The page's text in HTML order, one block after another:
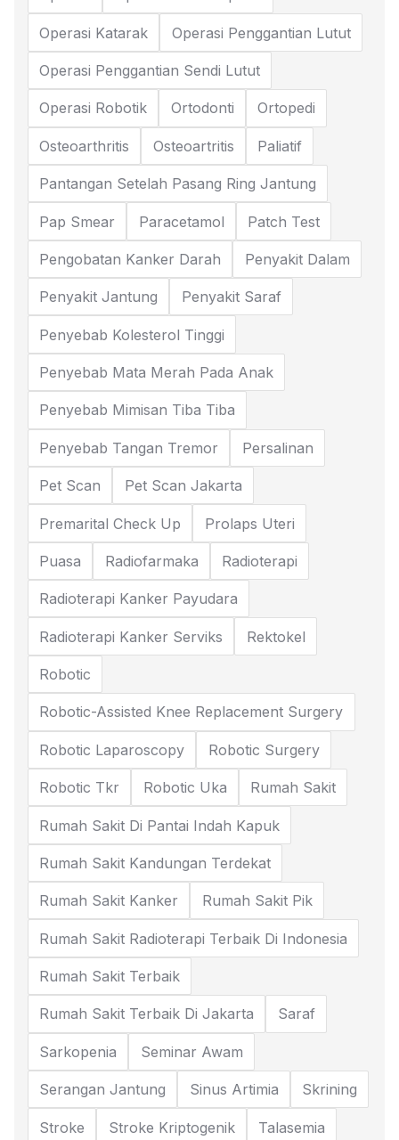
Operasi Katarak Operasi Penggantian Lutut
Operasi Penggantian Sendi Lutut
Operasi Robotik Ortodonti Ortopedi
Osteoarthritis Osteoartritis Paliatif
Pantangan Setelah Pasang Ring Jantung
Pap Smear Paracetamol Patch Test
Pengobatan Kanker Darah Penyakit Dalam
Penyakit Jantung Penyakit Saraf
Penyebab Kolesterol Tinggi
Penyebab Mata Merah Pada Anak
Penyebab Mimisan Tiba Tiba
Penyebab Tangan Tremor Persalinan
Pet Scan Pet Scan Jakarta
Premarital Check Up Prolaps Uteri
Puasa Radiofarmaka Radioterapi
Radioterapi Kanker Payudara
Radioterapi Kanker Serviks Rektokel
Robotic
Robotic-Assisted Knee Replacement Surgery
Robotic Laparoscopy Robotic Surgery
Robotic Tkr Robotic Uka Rumah Sakit
Rumah Sakit Di Pantai Indah Kapuk
Rumah Sakit Kandungan Terdekat
Rumah Sakit Kanker Rumah Sakit Pik
Rumah Sakit Radioterapi Terbaik Di Indonesia
Rumah Sakit Terbaik
Rumah Sakit Terbaik Di Jakarta Saraf
Sarkopenia Seminar Awam
Serangan Jantung Sinus Artimia Skrining
Stroke Stroke Kriptogenik Talasemia